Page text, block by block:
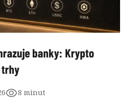
banky: Krypto
8 minut